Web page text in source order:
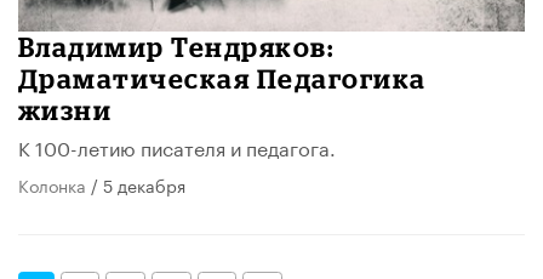
Владимир Тендряков:
Драматическая Педагогика
жизни
К 100-летию писателя и педагога.
Колонка / 5 декабря